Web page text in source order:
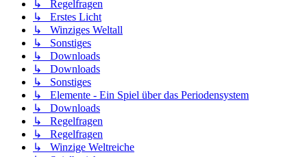
↳ Regelfragen
↳ Erstes Licht
↳ Winziges Weltall
↳ Sonstiges
↳ Downloads
↳ Downloads
↳ Sonstiges
↳ Elemente - Ein Spiel über das Periodensystem
↳ Downloads
↳ Regelfragen
↳ Regelfragen
↳ Winzige Weltreiche